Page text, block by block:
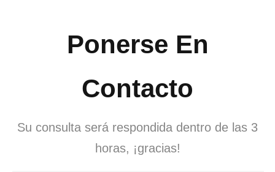
Ponerse En
Contacto
Su consulta será respondida dentro de las 3
horas, ¡gracias!